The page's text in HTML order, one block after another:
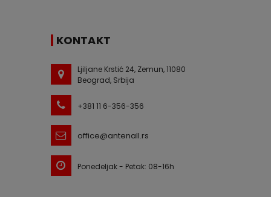
KONTAKT
Ljiljane Krstić 24, Zemun, 11080
Beograd, Srbija
+381 11 6-356-356
office@antenall.rs
Ponedeljak - Petak: 08-16h